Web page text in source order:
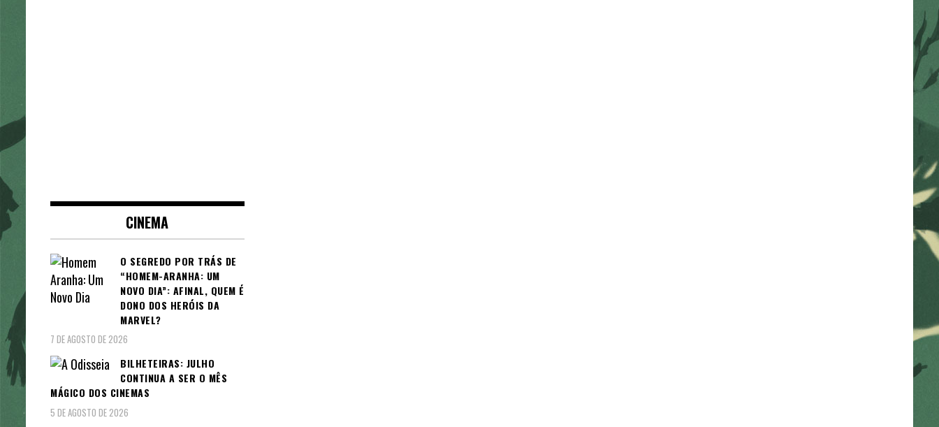
CINEMA
O SEGREDO POR TRÁS DE
“HOMEM-ARANHA: UM
NOVO DIA”: AFINAL, QUEM É
DONO DOS HERÓIS DA
MARVEL?
7 DE AGOSTO DE 2026
BILHETEIRAS: JULHO
CONTINUA A SER O MÊS
MÁGICO DOS CINEMAS
5 DE AGOSTO DE 2026